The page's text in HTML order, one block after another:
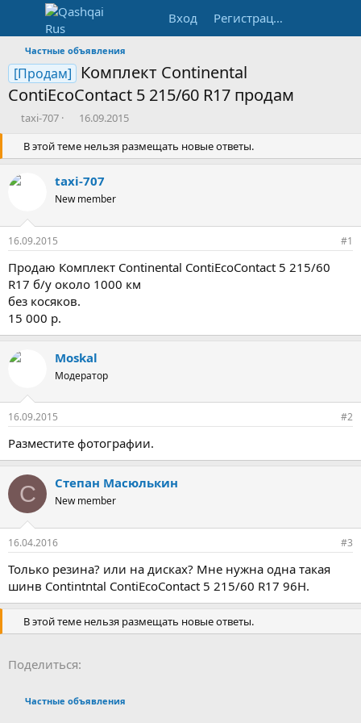
Вход Регистрация
Частные объявления
[Продам]
Комплект Continental
ContiEcoContact 5 215/60 R17 продам
А
т
о
р
т
м
taxi-707
Д
т
а
н
ч
а
16.09.2015
В этой теме нельзя размещать новые ответы.
taxi-707
New member
16.09.2015 #1
Продаю Комплект Continental ContiEcoContact 5 215/60
R17 б/у около 1000 км
без косяков.
15 000 р.
Moskal
Модератор
16.09.2015 #2
Разместите фотографии.
С Степан Масюлькин
New member
16.04.2016 #3
Только резина? или на дисках? Мне нужна одна такая
шинв Contintntal ContiEcoContact 5 215/60 R17 96H.
В этой теме нельзя размещать новые ответы.
Поделиться:
Частные объявления